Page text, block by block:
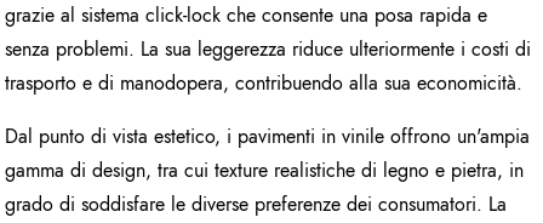
grazie al sistema click-lock che consente una posa rapida e
senza problemi. La sua leggerezza riduce ulteriormente i costi di
trasporto e di manodopera, contribuendo alla sua economicità.
Dal punto di vista estetico, i pavimenti in vinile offrono un'ampia
gamma di design, tra cui texture realistiche di legno e pietra, in
grado di soddisfare le diverse preferenze dei consumatori. La